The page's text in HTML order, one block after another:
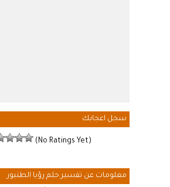
سجل اعجابك
(No Ratings Yet)
معلومات عن تفسير حلم رؤيا الطنبور